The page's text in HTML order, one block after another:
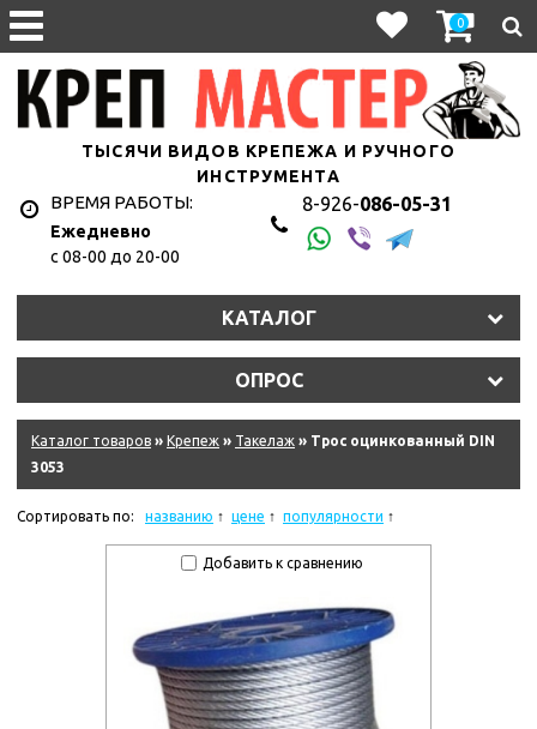
0
ТЫСЯЧИ ВИДОВ КРЕПЕЖА И РУЧНОГО
ИНСТРУМЕНТА
ВРЕМЯ РАБОТЫ:
Ежедневно
с 08-00 до 20-00
8-926-086-05-31
КАТАЛОГ
ОПРОС
Каталог товаров » Крепеж » Такелаж » Трос оцинкованный DIN
3053
Сортировать по: названию цене популярности
Добавить к сравнению